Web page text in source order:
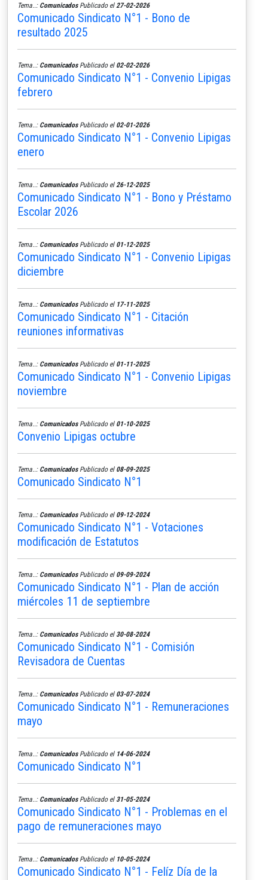
Tema..: ComunicadosPublicado el 27-02-2026
Comunicado Sindicato N°1 - Bono de
resultado 2025
Tema..: ComunicadosPublicado el 02-02-2026
Comunicado Sindicato N°1 - Convenio Lipigas
febrero
Tema..: ComunicadosPublicado el 02-01-2026
Comunicado Sindicato N°1 - Convenio Lipigas
enero
Tema..: ComunicadosPublicado el 26-12-2025
Comunicado Sindicato N°1 - Bono y Préstamo
Escolar 2026
Tema..: ComunicadosPublicado el 01-12-2025
Comunicado Sindicato N°1 - Convenio Lipigas
diciembre
Tema..: ComunicadosPublicado el 17-11-2025
Comunicado Sindicato N°1 - Citación
reuniones informativas
Tema..: ComunicadosPublicado el 01-11-2025
Comunicado Sindicato N°1 - Convenio Lipigas
noviembre
Tema..: ComunicadosPublicado el 01-10-2025
Convenio Lipigas octubre
Tema..: ComunicadosPublicado el 08-09-2025
Comunicado Sindicato N°1
Tema..: ComunicadosPublicado el 09-12-2024
Comunicado Sindicato N°1 - Votaciones
modificación de Estatutos
Tema..: ComunicadosPublicado el 09-09-2024
Comunicado Sindicato N°1 - Plan de acción
miércoles 11 de septiembre
Tema..: ComunicadosPublicado el 30-08-2024
Comunicado Sindicato N°1 - Comisión
Revisadora de Cuentas
Tema..: ComunicadosPublicado el 03-07-2024
Comunicado Sindicato N°1 - Remuneraciones
mayo
Tema..: ComunicadosPublicado el 14-06-2024
Comunicado Sindicato N°1
Tema..: ComunicadosPublicado el 31-05-2024
Comunicado Sindicato N°1 - Problemas en el
pago de remuneraciones mayo
Tema..: ComunicadosPublicado el 10-05-2024
Comunicado Sindicato N°1 - Felíz Día de la